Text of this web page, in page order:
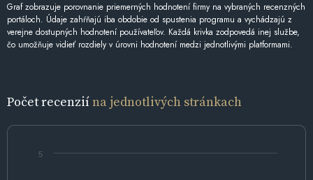
Graf zobrazuje porovnanie priemerných hodnotení firmy na vybraných recenzných
portáloch. Údaje zahŕňajú iba obdobie od spustenia programu a vychádzajú z
verejne dostupných hodnotení používateľov. Každá krivka zodpovedá inej službe,
čo umožňuje vidieť rozdiely v úrovni hodnotení medzi jednotlivými platformami.
Počet recenziína jednotlivých stránkach
5